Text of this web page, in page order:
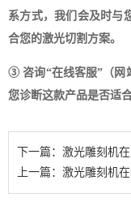
系方式，我们会及时与
合您的激光切割方案。
③ 咨询“在线客服”（网
您诊断这款产品是否适
下一篇：激光雕刻机
上一篇：激光雕刻机